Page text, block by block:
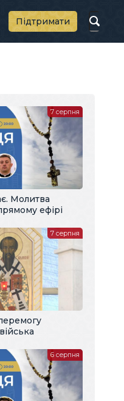
Підтримати
Молитва
ефірі
7 серпня
7 серпня
6 серпня